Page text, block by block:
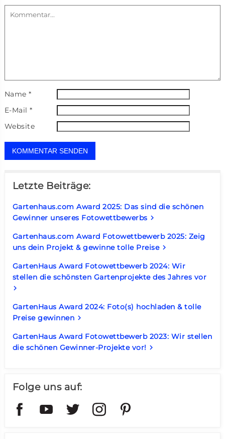
Name*
E-Mail*
Website
Letzte Beiträge:
Gartenhaus.com Award 2025: Das sind die schönen
Gewinner unseres Fotowettbewerbs keyboard_arrow_right
Gartenhaus.com Award Fotowettbewerb 2025: Zeig
uns dein Projekt & gewinne tolle Preisekeyboard_arrow_right
GartenHaus Award Fotowettbewerb 2024: Wir
stellen die schönsten Gartenprojekte des Jahres vor
keyboard_arrow_right
GartenHaus Award 2024: Foto(s) hochladen & tolle
Preise gewinnen keyboard_arrow_right
GartenHaus Award Fotowettbewerb 2023: Wir stellen
die schönen Gewinner-Projekte vor! keyboard_arrow_right
Folge uns auf: